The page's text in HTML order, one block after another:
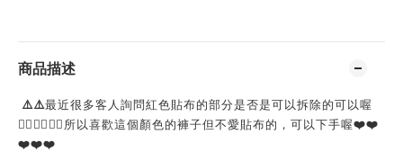
商品描述
⚠️⚠️最近很多客人詢問紅色貼布的部分是否是可以拆除的可以喔
👌🏻👌🏻👌🏻所以喜歡這個顏色的褲子但不愛貼布的，可以下手喔❤️❤️
❤️❤️❤️